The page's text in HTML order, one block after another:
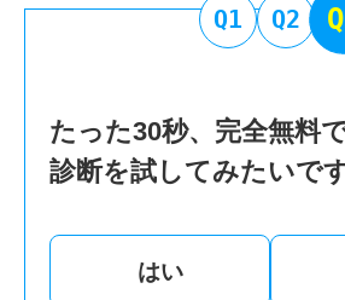
Q1 Q2
たった30秒、完全無料
診断を試してみたいで
はい